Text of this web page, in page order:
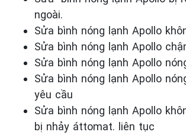
ngoài.
Sửa bình nóng lạnh Apollo
Sửa bình nóng lạnh Apollo
Sửa bình nóng lạnh Apollo
Sửa bình nóng lạnh Apollo
yêu cầu
Sửa bình nóng lạnh Apollo
bị nhảy áttomat. liên tục